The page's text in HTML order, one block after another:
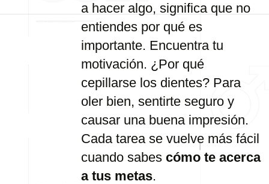
a hacer algo, significa que no
entiendes por qué es
importante. Encuentra tu
motivación. ¿Por qué
cepillarse los dientes? Para
oler bien, sentirte seguro y
causar una buena impresión.
Cada tarea se vuelve más fácil
cuando sabes cómo te acerca
a tus metas.